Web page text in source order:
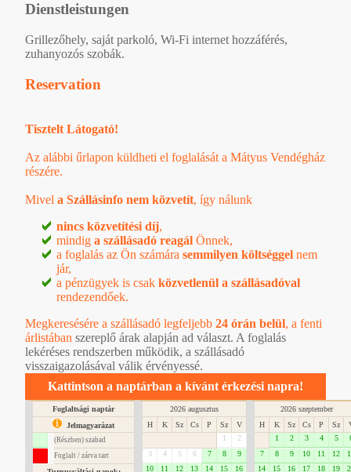
Dienstleistungen
Grillezőhely, saját parkoló, Wi-Fi internet hozzáférés,
zuhanyozós szobák.
Reservation
Tisztelt Látogató!
Az alábbi űrlapon küldheti el foglalását a Mátyus Vendégház
részére.
Mivel a Szállásinfo nem közvetít, így nálunk
nincs közvetítési díj,
mindig a szállásadó reagál Önnek,
a foglalás az Ön számára semmilyen költséggel nem
jár,
a pénzügyek is csak közvetlenül a szállásadóval
rendezendőek.
Megkeresésére a szállásadó legfeljebb 24 órán belül, a fenti
árlistában szereplő árak alapján ad választ. A foglalás
lekéréses rendszerben működik, a szállásadó
visszaigazolásával válik érvényessé.
Kattintson a naptárban a kívánt érkezési napra!
Foglaltsági naptár
Jelmagyarázat
(Részben) szabad
Foglalt / zárva tart
2026 augusztus
H
K Sz Cs P Sz
V
1
2
3
4 5 6 7 8
9
10
11 12 13 14 15
16
2026 szeptember
H
K Sz Cs P Sz
1
2 3 4 5
7
8 9 10 11 12
14
15 16 17 18 19